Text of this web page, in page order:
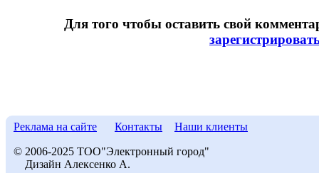
Для того чтобы оставить свой
Реклама на сайте Контакты Наши клиенты
© 2006-2025 ТОО"Электронный город"
Дизайн Алексенко А.